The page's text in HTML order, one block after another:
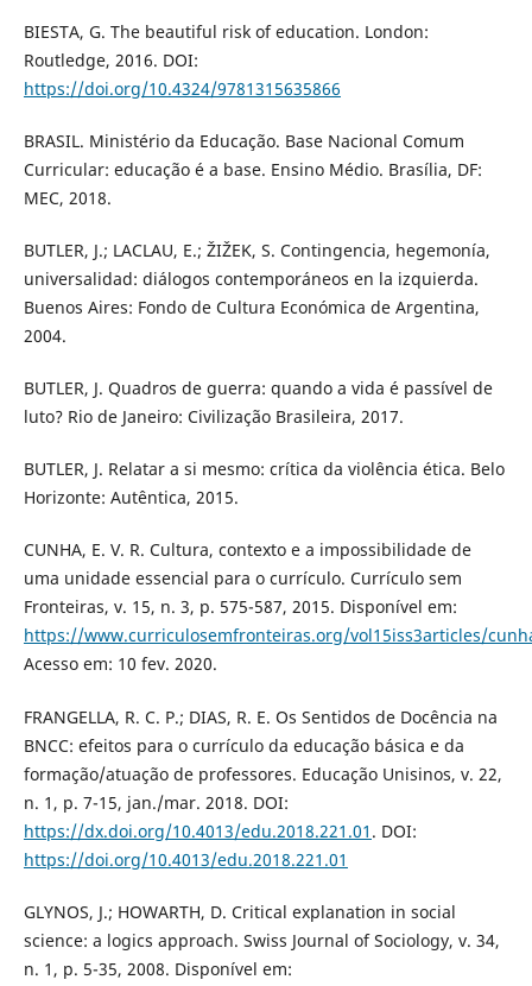
BIESTA, G. The beautiful risk of education. London:
Routledge, 2016. DOI:
https://doi.org/10.4324/9781315635866
BRASIL. Ministério da Educação. Base Nacional Comum
Curricular: educação é a base. Ensino Médio. Brasília, DF:
MEC, 2018.
BUTLER, J.; LACLAU, E.; ŽIŽEK, S. Contingencia, hegemonía,
universalidad: diálogos contemporáneos en la izquierda.
Buenos Aires: Fondo de Cultura Económica de Argentina,
2004.
BUTLER, J. Quadros de guerra: quando a vida é passível de
luto? Rio de Janeiro: Civilização Brasileira, 2017.
BUTLER, J. Relatar a si mesmo: crítica da violência ética. Belo
Horizonte: Autêntica, 2015.
CUNHA, E. V. R. Cultura, contexto e a impossibilidade de
uma unidade essencial para o currículo. Currículo sem
Fronteiras, v. 15, n. 3, p. 575-587, 2015. Disponível em:
https://www.curriculosemfronteiras.org/vol15iss3articles/
Acesso em: 10 fev. 2020.
FRANGELLA, R. C. P.; DIAS, R. E. Os Sentidos de Docência na
BNCC: efeitos para o currículo da educação básica e da
formação/atuação de professores. Educação Unisinos, v. 22,
n. 1, p. 7-15, jan./mar. 2018. DOI:
https://dx.doi.org/10.4013/edu.2018.221.01 . DOI:
https://doi.org/10.4013/edu.2018.221.01
GLYNOS, J.; HOWARTH, D. Critical explanation in social
science: a logics approach. Swiss Journal of Sociology, v. 34,
n. 1, p. 5-35, 2008. Disponível em: